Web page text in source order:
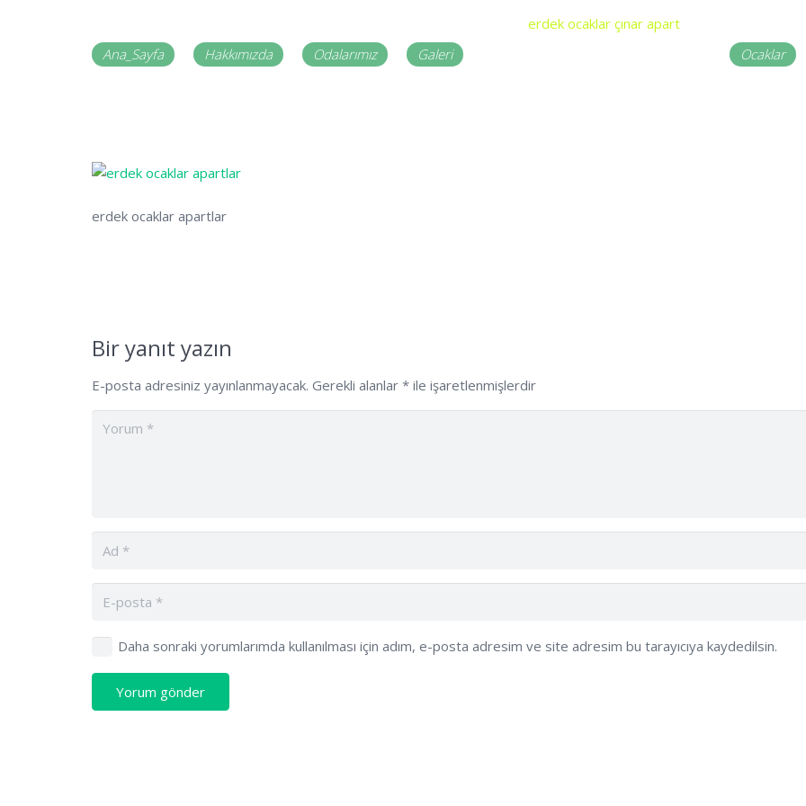
Ana_Sayfa Hakkımızda Odalarımız Galeri Ocaklar
erdek ocaklar apartlar
Bir yanıt yazın
E-posta adresiniz yayınlanmayacak. Gerekli alanlar * ile işaretlenmişlerdir
Daha sonraki yorumlarımda kullanılması için adım, e-posta adresim ve site adresim bu tarayıcıya kaydedilsin.
Yorum gönder